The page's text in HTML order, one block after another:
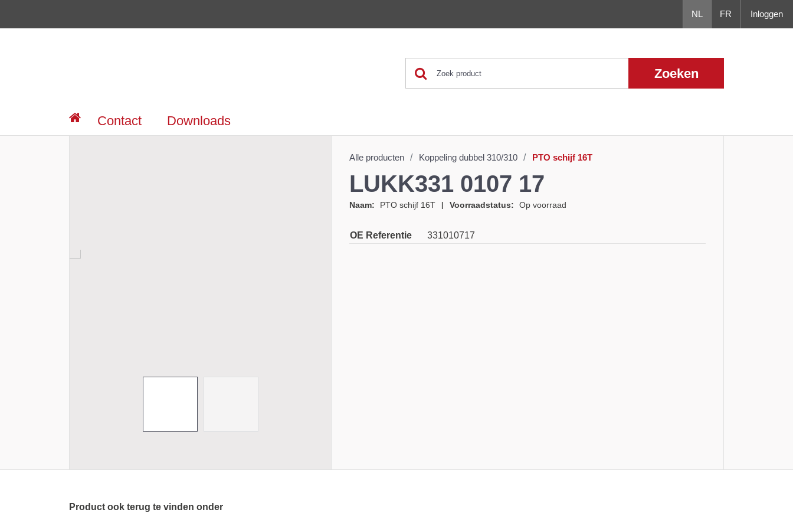
NL FR Inloggen
Zoeken
Contact Downloads
Alle producten Koppeling dubbel 310/310 PTO schijf 16T
LUKK331 0107 17
Naam PTO schijf 16T Voorraadstatus Op voorraad
OE Referentie 331010717
Product ook terug te vinden onder